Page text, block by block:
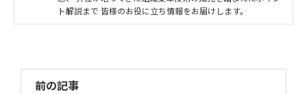
ト解説まで 皆様のお役に立ち情報をお届けします。
前の記事